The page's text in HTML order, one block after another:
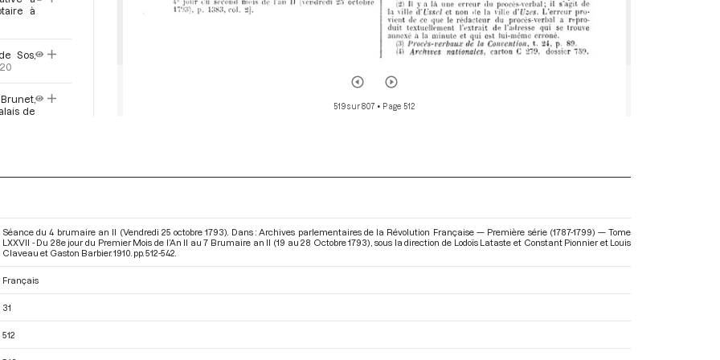
à
Sos,
de
pp.521-
7 du
de
un
culte
519 sur 807 • Page 512
Séance du 4 brumaire an II (Vendredi 25 octobre 1793). Dans : Archives parlementaires de la Révolution Française — Première série (1787-1799) — Tome
LXXVII - Du 28e jour du Premier Mois de l’An II au 7 Brumaire an II (19 au 28 Octobre 1793) , sous la direction de Lodoïs Lataste et Constant Pionnier et Louis
Claveau et Gaston Barbier. 1910. pp. 512-542.
Français
31
512